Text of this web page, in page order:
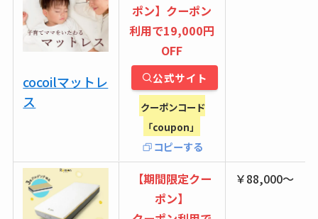
cocoilマットレ
ス
ポン】クーポン
利用で19,000円
OFF
公式サイト
クーポンコード
「coupon」
コピーする
【期間限定クー
ポン】
￥88,000〜